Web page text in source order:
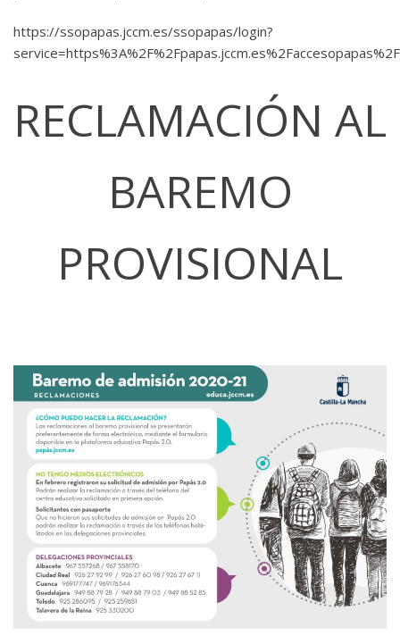
https://ssopapas.jccm.es/ssopapas/login?
RECLAMACIÓN AL
BAREMO
PROVISIONAL